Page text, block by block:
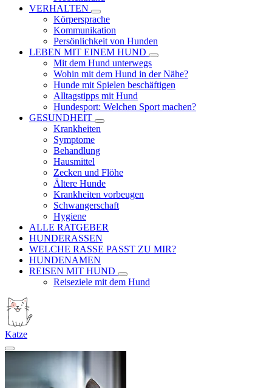
VERHALTEN
Körpersprache
Kommunikation
Persönlichkeit von Hunden
LEBEN MIT EINEM HUND
Mit dem Hund unterwegs
Wohin mit dem Hund in der Nähe?
Hunde mit Spielen beschäftigen
Alltagstipps mit Hund
Hundesport: Welchen Sport machen?
GESUNDHEIT
Krankheiten
Symptome
Behandlung
Hausmittel
Zecken und Flöhe
Ältere Hunde
Krankheiten vorbeugen
Schwangerschaft
Hygiene
ALLE RATGEBER
HUNDERASSEN
WELCHE RASSE PASST ZU MIR?
HUNDENAMEN
REISEN MIT HUND
Reiseziele mit dem Hund
Katze